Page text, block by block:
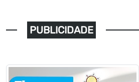
PUBLICIDADE